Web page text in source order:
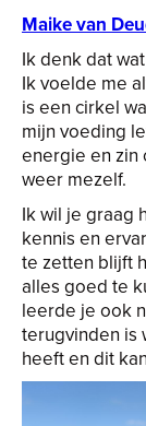
Maike van
Ik denk dat
Ik voelde me
is een cirkel
mijn voeding
energie en zin
weer mezelf.
Ik wil je graag
kennis en
te zetten blijft
alles goed te
leerde je ook
terugvinden is
heeft en dit